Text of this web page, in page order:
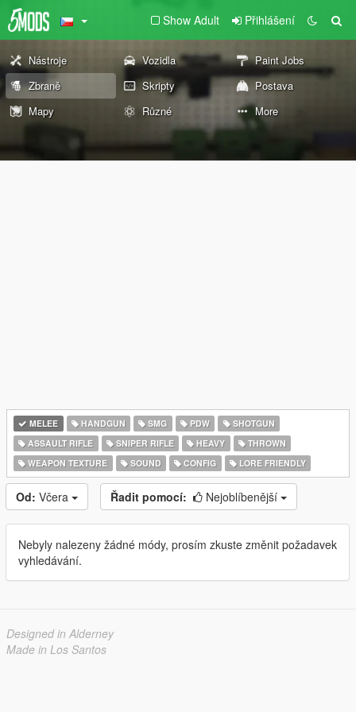
Show Adult Přihlášení
Nástroje Vozidla
Paint Jobs
Zbraně
Skripty
Postava
Mapy
Různé More
MELEE HANDGUN SMG PDW
SHOTGUN
ASSAULT RIFLE
SNIPER RIFLE HEAVY
THROWN
WEAPON TEXTURE
SOUND CONFIG LORE FRIENDLY
Od: Včera Řadit pomocí: Nejoblíbenější
Nebyly nalezeny žádné módy, prosím zkuste změnit požadavek
vyhledávání.
Designed in Alderney
Made in Los Santos